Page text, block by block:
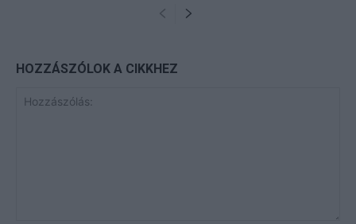
HOZZÁSZÓLOK A CIKKHEZ